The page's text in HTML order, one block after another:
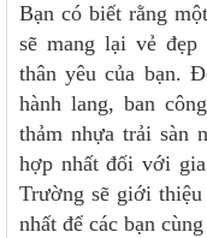
Bạn có biết rằng
sẽ mang lại vẻ đẹp
thân yêu của bạn.
hành lang, ban
thảm nhựa trải sàn
hợp nhất đối với
Trường sẽ giới thiệu
nhất để các bạn